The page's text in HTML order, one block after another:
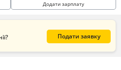
Додати зарплату
Подати заявку